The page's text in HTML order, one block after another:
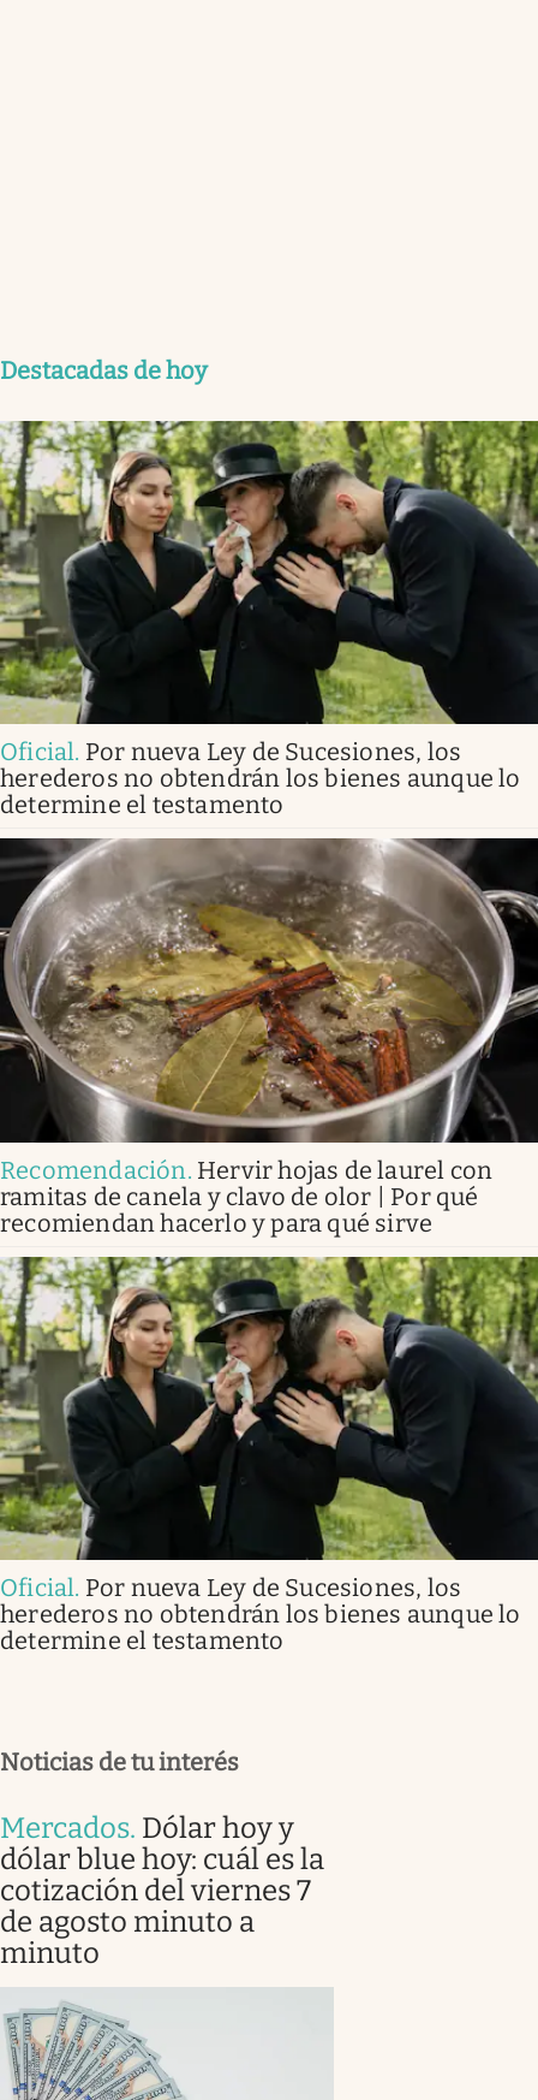
Destacadas de hoy
Oficial. Por nueva Ley de Sucesiones, los
herederos no obtendrán los bienes aunque lo
determine el testamento
Recomendación. Hervir hojas de laurel con
ramitas de canela y clavo de olor | Por qué
recomiendan hacerlo y para qué sirve
Oficial. Por nueva Ley de Sucesiones, los
herederos no obtendrán los bienes aunque lo
determine el testamento
Noticias de tu interés
Mercados. Dólar hoy y
dólar blue hoy: cuál es la
cotización del viernes 7
de agosto minuto a
minuto